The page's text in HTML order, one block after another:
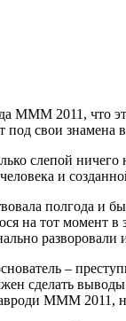
МММ 2011, что
свои знамена
слепой
и
полгода и
на тот момент в
–
сделать
МММ 2011,